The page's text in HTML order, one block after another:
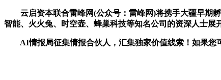
云启资本联合雷峰网(公众号：雷峰网)将携手大疆早期孵
智能、火火兔、时空壶、蜂巢科技等知名公司的资深人士展
AI情报局征集情报合伙人，汇集独家价值线索！如果您